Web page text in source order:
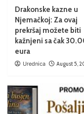
Drakonske kazne u
Njemačkoj: Za ovaj
prekršaj možete biti
kažnjeni sa čak
eura
Urednica August 5,